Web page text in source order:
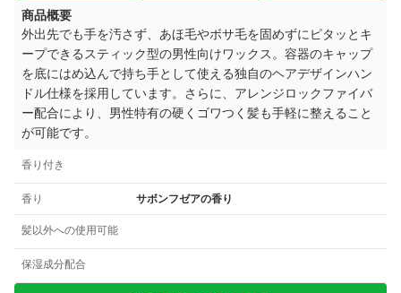
商品概要
外出先でも手を汚さず、あほ毛やボサ毛を固めずにピタッとキ
ープできるスティック型の男性向けワックス。容器のキャップ
を底にはめ込んで持ち手として使える独自のヘアデザインハン
ドル仕様を採用しています。さらに、アレンジロックファイバ
ー配合により、男性特有の硬くゴワつく髪も手軽に整えること
が可能です。
香り付き
香り サボンフゼアの香り
髪以外への使用可能
保湿成分配合